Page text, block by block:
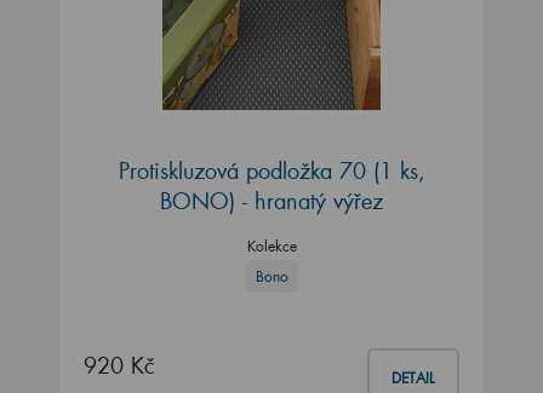
Protiskluzová podložka 70 (1 ks,
BONO) - hranatý výřez
Kolekce
Bono
920 Kč DETAIL